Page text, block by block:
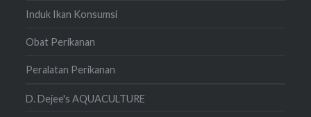
Induk Ikan Konsumsi
Obat Perikanan
Peralatan Perikanan
D. Dejee's AQUACULTURE